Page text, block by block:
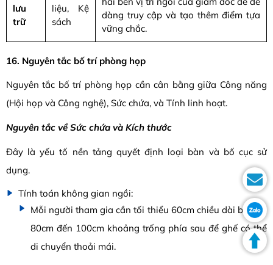
lưu
trữ
liệu, Kệ
sách
dàng truy cập và tạo thêm điểm tựa
vững chắc.
16. Nguyên tắc bố trí phòng họp
Nguyên tắc bố trí phòng họp cần cân bằng giữa Công năng
(Hội họp và Công nghệ), Sức chứa, và Tính linh hoạt.
Nguyên tắc về Sức chứa và Kích thước
Đây là yếu tố nền tảng quyết định loại bàn và bố cục sử
dụng.
Tính toán không gian ngồi:
Mỗi người tham gia cần tối thiểu 60cm chiều dài bàn và
80cm đến 100cm khoảng trống phía sau để ghế có thể
di chuyển thoải mái.